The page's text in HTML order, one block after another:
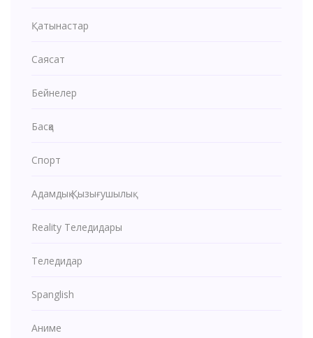
Қатынастар
Саясат
Бейнелер
Басқа
Спорт
Адамдық Қызығушылық
Reality Теледидары
Теледидар
Spanglish
Аниме